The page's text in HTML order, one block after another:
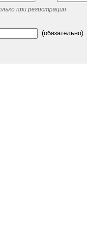
при регистрации
(обязательно)